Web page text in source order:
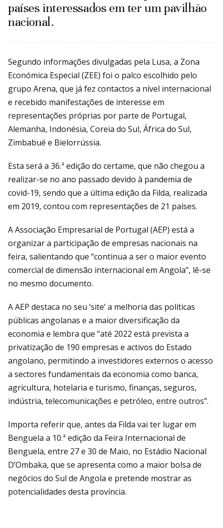
países interessados em ter um pavilhão
nacional.
Segundo informações divulgadas pela Lusa, a Zona
Económica Especial (ZEE) foi o palco escolhido pelo
grupo Arena, que já fez contactos a nível internacional
e recebido manifestações de interesse em
representações próprias por parte de Portugal,
Alemanha, Indonésia, Coreia do Sul, África do Sul,
Zimbabué e Bielorrússia.
Esta será a 36.ª edição do certame, que não chegou a
realizar-se no ano passado devido à pandemia de
covid-19, sendo que a última edição da Filda, realizada
em 2019, contou com representações de 21 países.
A Associação Empresarial de Portugal (AEP) está a
organizar a participação de empresas nacionais na
feira, salientando que “continua a ser o maior evento
comercial de dimensão internacional em Angola”, lê-se
no mesmo documento.
A AEP destaca no seu ‘site’ a melhoria das políticas
públicas angolanas e a maior diversificação da
economia e lembra que “até 2022 está prevista a
privatização de 190 empresas e activos do Estado
angolano, permitindo a investidores externos o acesso
a sectores fundamentais da economia como banca,
agricultura, hotelaria e turismo, finanças, seguros,
indústria, telecomunicações e petróleo, entre outros”.
Importa referir que, antes da Filda vai ter lugar em
Benguela a 10.ª edição da Feira Internacional de
Benguela, entre 27 e 30 de Maio, no Estádio Nacional
D’Ombaka, que se apresenta como a maior bolsa de
negócios do Sul de Angola e pretende mostrar as
potencialidades desta província.